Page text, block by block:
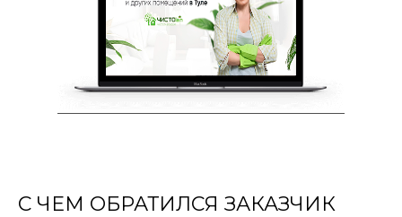
С ЧЕМ ОБРАТИЛСЯ ЗАКАЗЧИК